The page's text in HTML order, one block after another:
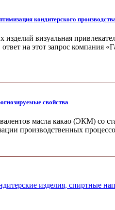
кондитерского
визуальная
на этот запрос компания
свойства
масла ка­као (ЭКМ) со
производственных